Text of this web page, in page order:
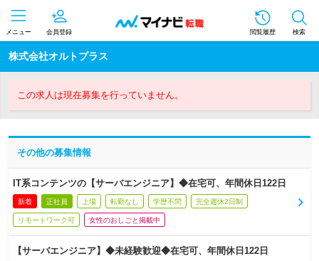
メニュー 会員登録 閲覧履歴 検索
株式会社オルトプラス
この求人は現在募集を行っていません。
その他の募集情報
IT系コンテンツの【サーバエンジニア】◆在宅可、年間休日122日
新着 正社員 上場 転勤なし 学歴不問 完全週休2日制
リモートワーク可 女性のおしごと掲載中
【サーバエンジニア】◆未経験歓迎◆在宅可、年間休日122日